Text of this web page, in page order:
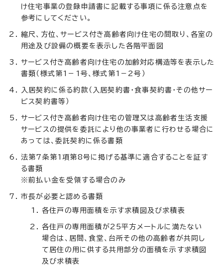
け住宅事業の登録申請書に記載する事項に係る注意点を
参考にしてください。
縮尺、方位、サービス付き高齢者向け住宅の間取り、各室の
用途及び設備の概要を表示した各階平面図
サービス付き高齢者向け住宅の加齢対応構造等を表示した
書類（様式第1－1号、様式第1－2号）
入居契約に係る約款（入居契約書・食事契約書・その他サー
ビス契約書等）
サービス付き高齢者向け住宅の管理又は高齢者生活支援
サービスの提供を委託により他の事業者に行わせる場合に
あっては、委託契約に係る書類
法第7条第1項第8号に掲げる基準に適合することを証す
る書類
※前払い金を受領する場合のみ
市長が必要と認める書類
各住戸の専用面積を示す求積図及び求積表
各住戸の専用面積が25平方メートルに満たない
場合は、居間、食堂、台所その他の高齢者が共同し
て居住の用に供する共用部分の面積を示す求積図
及び求積表